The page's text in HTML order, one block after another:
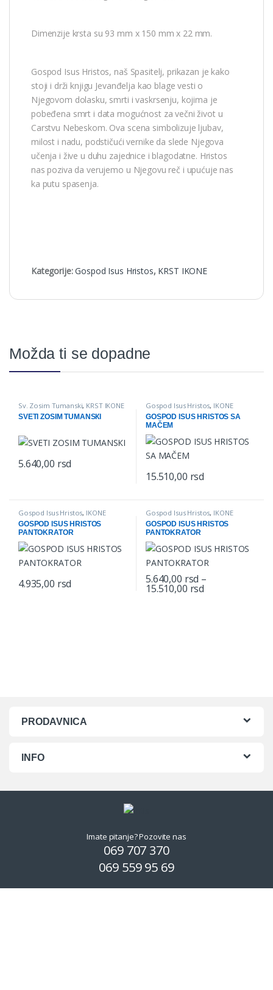
Dimenzije krsta su 93 mm x 150 mm x 22 mm.
Gospod Isus Hristos, naš Spasitelj, prikazan je kako
stoji i drži knjigu Jevanđelja kao blage vesti o
Njegovom dolasku, smrti i vaskrsenju, kojima je
pobeđena smrt i data mogućnost za večni život u
Carstvu Nebeskom. Ova scena simbolizuje ljubav,
milost i nadu, podstičući vernike da slede Njegova
učenja i žive u duhu zajednice i blagodatne. Hristos
nas poziva da verujemo u Njegovu reč i upućuje nas
ka putu spasenja.
Kategorije:Gospod Isus Hristos, KRST IKONE
Možda ti se dopadne
Sv. Zosim Tumanski, KRST IKONE
SVETI ZOSIM TUMANSКI
5.640,00 rsd
Gospod Isus Hristos, IKONE
GOSPOD ISUS HRISTOS SA
MAČEM
15.510,00 rsd
Gospod Isus Hristos, IKONE
GOSPOD ISUS HRISTOS
PANTOKRATOR
4.935,00 rsd
This product has multiple variants. The options may be chosen
Gospod Isus Hristos, IKONE
GOSPOD ISUS HRISTOS
PANTOKRATOR
5.640,00 rsd –
15.510,00 rsd
This product has multiple
PRODAVNICA
INFO
Imate pitanje? Pozovite nas
069 707 370
069 559 95 69